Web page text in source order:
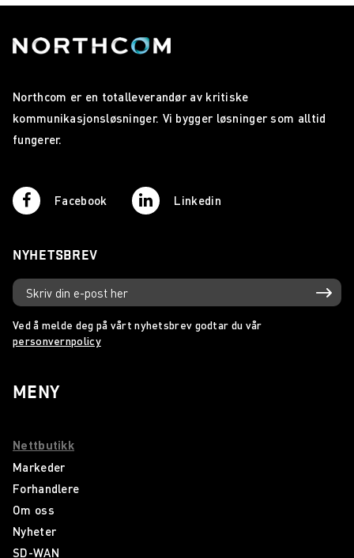
Northcom er en totalleverandør av kritiske
kommunikasjonsløsninger. Vi bygger løsninger som alltid
fungerer.
Facebook Linkedin
NYHETSBREV
Ved å melde deg på vårt nyhetsbrev godtar du vår
personvernpolicy
MENY
Nettbutikk
Markeder
Forhandlere
Om oss
Nyheter
SD-WAN